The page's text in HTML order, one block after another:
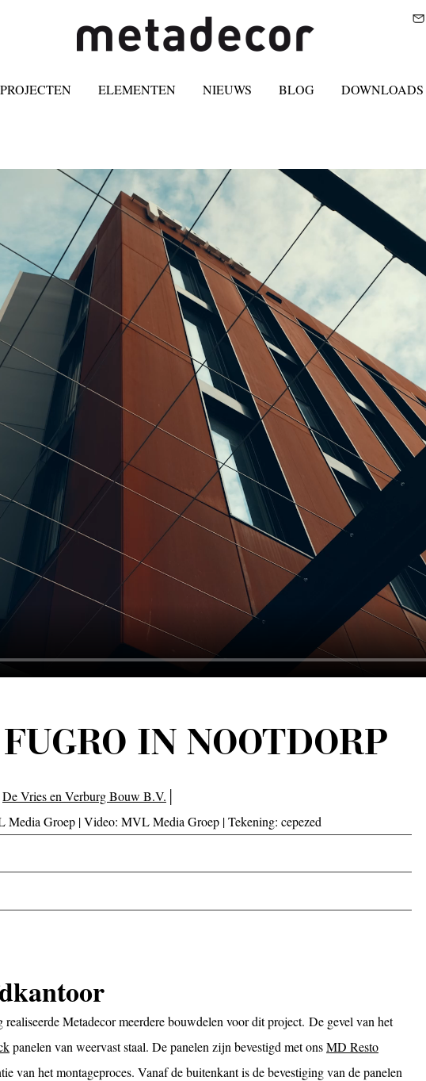
PROJECTEN ELEMENTEN NIEUWS BLOG DOWNLOADS
IN NOOTDORP
De Vries en Verburg Bouw B.V.
Media Groep | Video: MVL Media Groep | Tekening: cepezed
Metadecor meerdere bouwdelen voor dit project. De gevel van het
panelen van weervast staal. De panelen zijn bevestigd met onsMD Resto
van het montageproces. Vanaf de buitenkant is de bevestiging van de panelen